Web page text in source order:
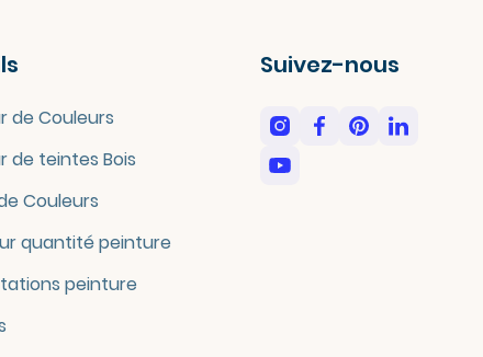
de Couleurs
de teintes Bois
Couleurs
quantité peinture
peinture
Suivez-nous